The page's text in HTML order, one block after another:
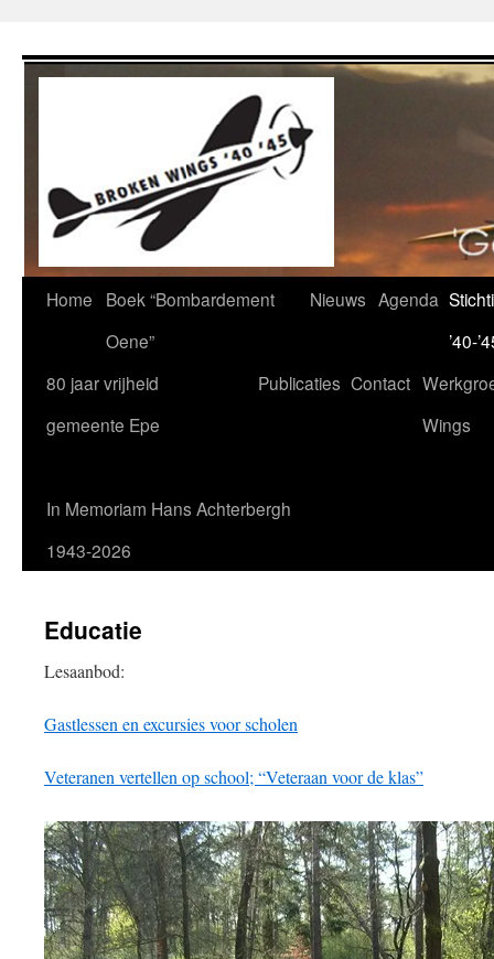
naar
Home
Boek “Bombardement
Oene”
Nieuws Agenda
’40-
80 jaar vrijheid
gemeente Epe
Publicaties Contact
Wings
In Memoriam Hans Achterbergh
1943-2026
Educatie
Lesaanbod:
Gastlessen en excursies voor scholen
Veteranen vertellen op school; “Veteraan voor de klas”